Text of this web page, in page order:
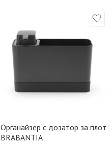
Органайзер с дозатор за плот
BRABANTIA